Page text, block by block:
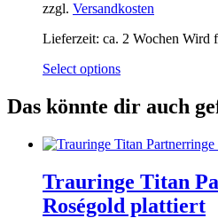
zzgl. Versandkosten
Lieferzeit: ca. 2 Wochen Wird
Select options
Das könnte dir auch
Trauringe Titan
Roségold plattiert